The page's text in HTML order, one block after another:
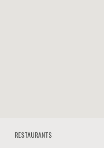
RESTAURANTS